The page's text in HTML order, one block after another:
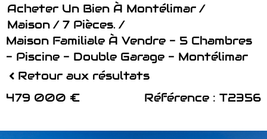
Acheter Un Bien À Montélimar
Maison
7 Pièces.
Maison Familiale À Vendre - 5 Chambres
- Piscine - Double Garage - Montélimar
Retour aux résultats
479 000 €
Référence : T2356